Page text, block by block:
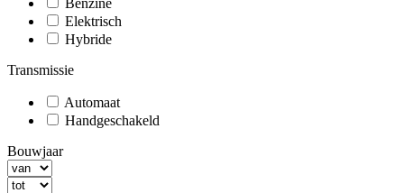
Benzine
Elektrisch
Hybride
Transmissie
Automaat
Handgeschakeld
Bouwjaar